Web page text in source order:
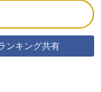
ンキング共有